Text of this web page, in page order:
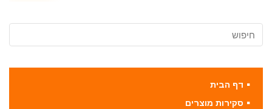
דף הבית
סקירות מוצרים